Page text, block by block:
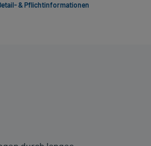
& Pflichtinformationen